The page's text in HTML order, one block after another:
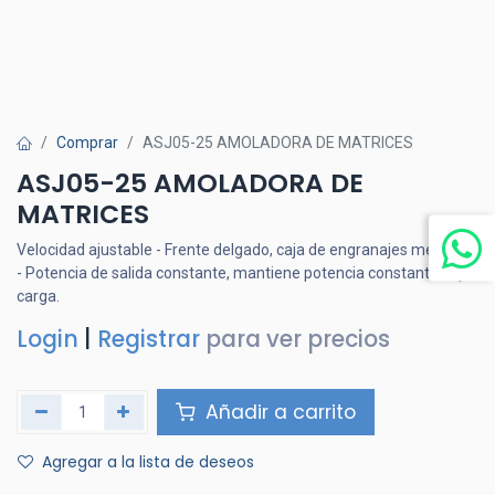
Comprar ASJ05-25 AMOLADORA DE MATRICES
ASJ05-25 AMOLADORA DE
MATRICES
Velocidad ajustable - Frente delgado, caja de engranajes metálica
- Potencia de salida constante, mantiene potencia constante bajo
carga.
Login Registrar para ver precios
Añadir a carrito
Agregar a la lista de deseos